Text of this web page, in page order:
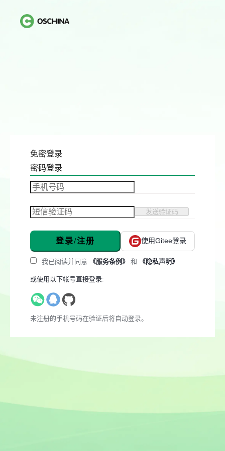
免密登录
密码登录
发送验证码
登录/注册 使用Gitee登录
我已阅读并同意 《服务条例》 和 《隐私声明》
或使用以下帐号直接登录:
未注册的手机号码在验证后将自动登录。